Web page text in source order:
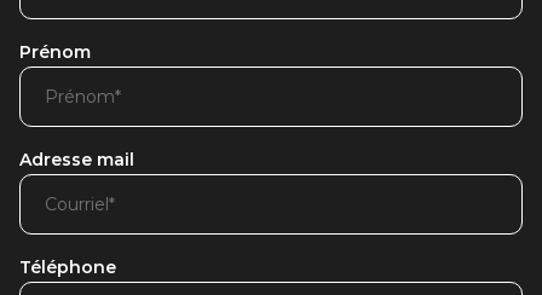
Prénom
Adresse mail
Téléphone